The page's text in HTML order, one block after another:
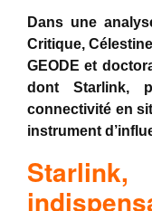
Dans une
Critique,
GEODE et
dont Starlink,
connectivité en
instrument